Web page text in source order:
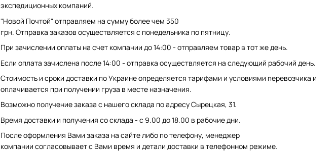
экспедиционных компаний.
"Новой Почтой" отправляем на сумму более чем 350
грн. Отправка заказов осуществляется с понедельника по пятницу.
При зачислении оплаты на счет компании до 14:00 - отправляем товар в тот же день.
Если оплата зачислена после 14:00 - отправка осуществляется на следующий рабочий день.
Стоимость и сроки доставки по Украине определяется тарифами и условиями перевозчика и
оплачивается при получении груза в месте назначения.
Возможно получение заказа с нашего склада по адресу Сырецкая, 31.
Время доставки и получения со склада - с 9.00 до 18.00 в рабочие дни.
После оформления Вами заказа на сайте либо по телефону, менеджер
компании согласовывает с Вами время и детали доставки в телефонном режиме.